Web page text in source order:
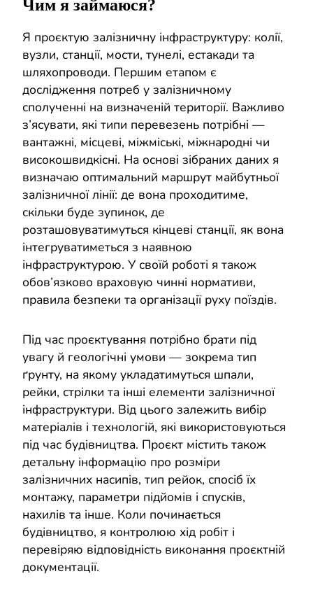
Чим я займаюся?
Я проєктую залізничну інфраструктуру: колії,
вузли, станції, мости, тунелі, естакади та
шляхопроводи. Першим етапом є
дослідження потреб у залізничному
сполученні на визначеній території. Важливо
з’ясувати, які типи перевезень потрібні —
вантажні, місцеві, міжміські, міжнародні чи
високошвидкісні. На основі зібраних даних я
визначаю оптимальний маршрут майбутньої
залізничної лінії: де вона проходитиме,
скільки буде зупинок, де
розташовуватимуться кінцеві станції, як вона
інтегруватиметься з наявною
інфраструктурою. У своїй роботі я також
обов’язково враховую чинні нормативи,
правила безпеки та організації руху поїздів.
Під час проєктування потрібно брати під
увагу й геологічні умови — зокрема тип
ґрунту, на якому укладатимуться шпали,
рейки, стрілки та інші елементи залізничної
інфраструктури. Від цього залежить вибір
матеріалів і технологій, які використовуються
під час будівництва. Проєкт містить також
детальну інформацію про розміри
залізничних насипів, тип рейок, спосіб їх
монтажу, параметри підйомів і спусків,
нахилів та інше. Коли починається
будівництво, я контролюю хід робіт і
перевіряю відповідність виконання проєктній
документації.